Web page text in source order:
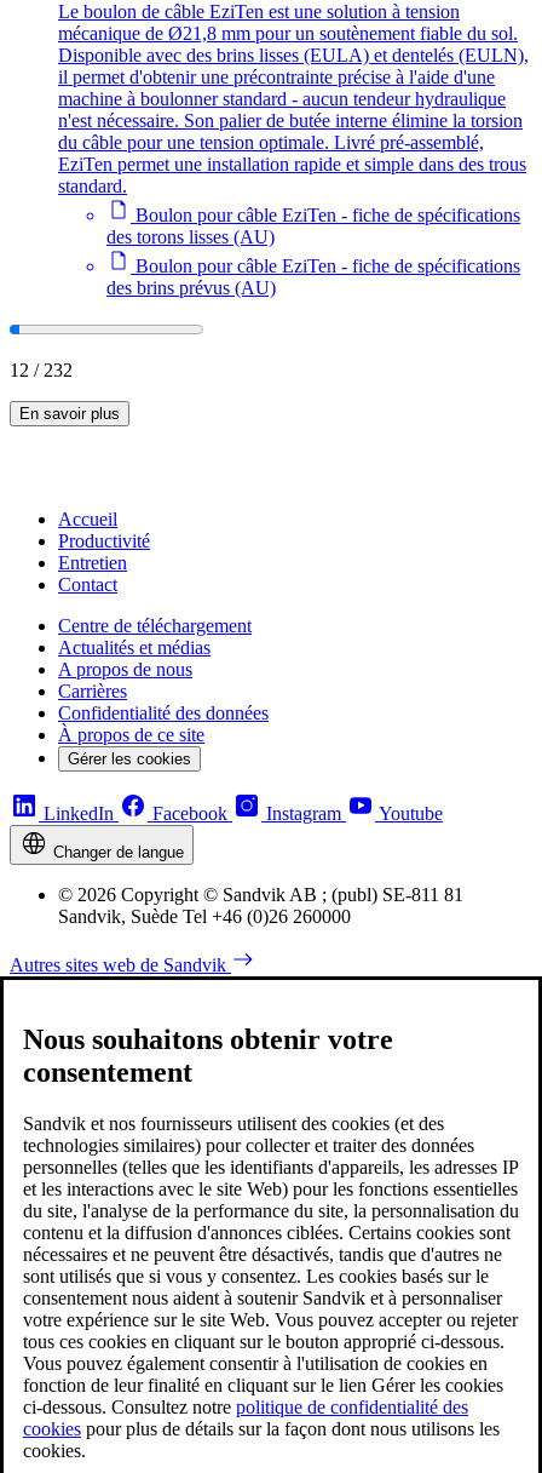
Le boulon de câble EziTen est une solution à tension
mécanique de Ø21,8 mm pour un soutènement fiable du sol.
Disponible avec des brins lisses (EULA) et dentelés (EULN),
il permet d'obtenir une précontrainte précise à l'aide d'une
machine à boulonner standard - aucun tendeur hydraulique
n'est nécessaire. Son palier de butée interne élimine la torsion
du câble pour une tension optimale. Livré pré-assemblé,
EziTen permet une installation rapide et simple dans des trous
standard.
Boulon pour câble EziTen - fiche de spécifications
des torons lisses (AU)
Boulon pour câble EziTen - fiche de spécifications
des brins prévus (AU)
12 / 232
En savoir plus
Accueil
Productivité
Entretien
Contact
Centre de téléchargement
Actualités et médias
A propos de nous
Carrières
Confidentialité des données
À propos de ce site
Gérer les cookies
LinkedIn Facebook Instagram Youtube
Changer de langue
© 2026 Copyright © Sandvik AB ; (publ) SE-811 81
Sandvik, Suède Tel +46 (0)26 260000
Autres sites web de Sandvik
Nous souhaitons obtenir votre
consentement
Sandvik et nos fournisseurs utilisent des cookies (et des
technologies similaires) pour collecter et traiter des données
personnelles (telles que les identifiants d'appareils, les adresses IP
et les interactions avec le site Web) pour les fonctions essentielles
du site, l'analyse de la performance du site, la personnalisation du
contenu et la diffusion d'annonces ciblées. Certains cookies sont
nécessaires et ne peuvent être désactivés, tandis que d'autres ne
sont utilisés que si vous y consentez. Les cookies basés sur le
consentement nous aident à soutenir Sandvik et à personnaliser
votre expérience sur le site Web. Vous pouvez accepter ou rejeter
tous ces cookies en cliquant sur le bouton approprié ci-dessous.
Vous pouvez également consentir à l'utilisation de cookies en
fonction de leur finalité en cliquant sur le lien Gérer les cookies
ci-dessous. Consultez notre politique de confidentialité des
cookies pour plus de détails sur la façon dont nous utilisons les
cookies.